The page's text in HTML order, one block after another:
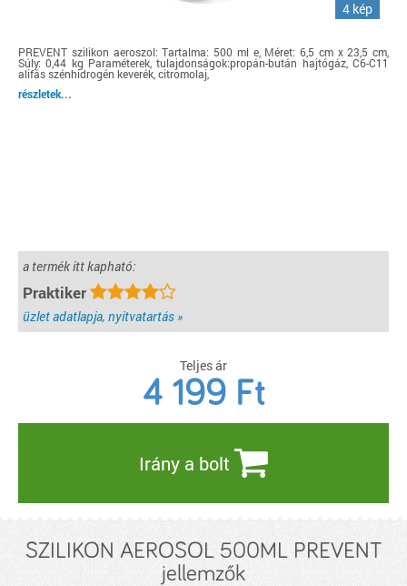
4 kép
PREVENT szilikon aeroszol: Tartalma: 500 ml e, Méret: 6,5 cm x 23,5 cm,
Súly: 0,44 kg Paraméterek, tulajdonságok:propán-bután hajtógáz, C6-C11
alifás szénhidrogén keverék, citromolaj,
részletek...
a termék itt kapható:
Praktiker
üzlet adatlapja, nyitvatartás »
Teljes ár
4 199 Ft
Irány a bolt
SZILIKON AEROSOL 500ML PREVENT
jellemzők